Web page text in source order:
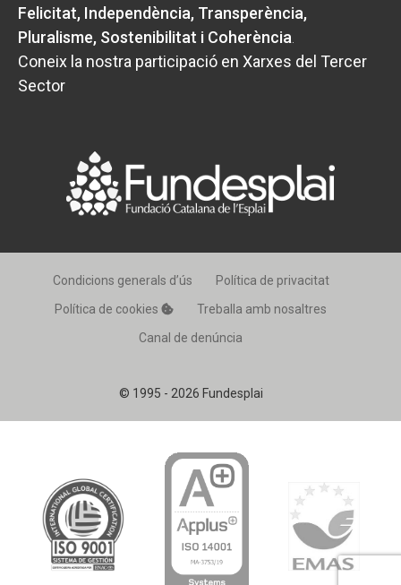
Felicitat, Independència, Transperència,
Pluralisme, Sostenibilitat i Coherència
Coneix la nostra participació en Xarxes del Tercer
Sector
© 1995 - 2026 Fundesplai
Condicions generals d’ús
Política de privacitat
Política de cookies
Treballa amb nosaltres
Canal de denúncia